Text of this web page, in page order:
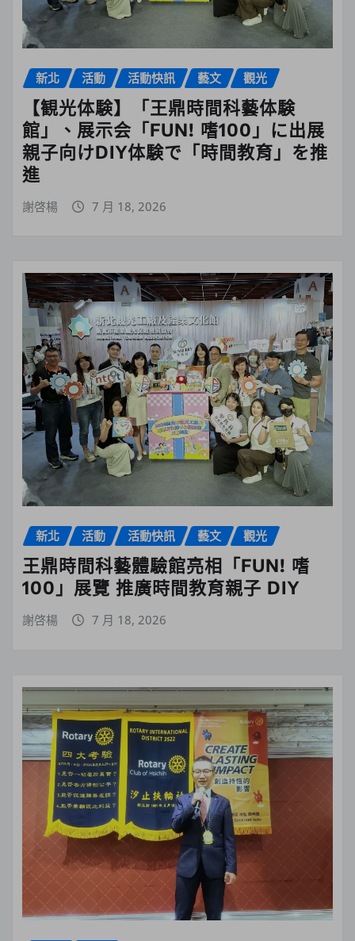
新北 活動 活動快訊 藝文 觀光
【観光体験】「王鼎時間科藝体験
館」、展示会「FUN! 嗜100」に出展
親子向けDIY体験で「時間教育」を推
進
謝啓楊 7 月 18, 2026
新北 活動 活動快訊 藝文 觀光
王鼎時間科藝體驗館亮相「FUN! 嗜
100」展覽 推廣時間教育親子 DIY
謝啓楊 7 月 18, 2026